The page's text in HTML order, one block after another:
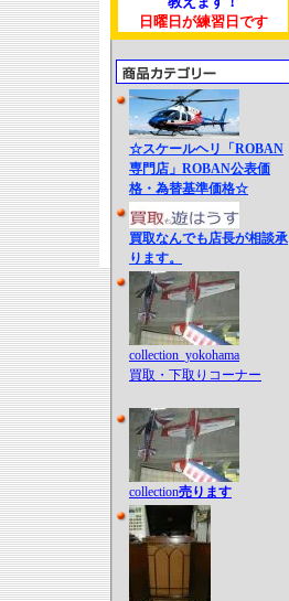
日曜日が練習日です
☆スケールヘリ「ROBAN
専門店」ROBAN公表価
格・為替基準価格☆
買取なんでも店長が相談承
ります。
collection_yokohama
買取・下取りコーナー
collection売ります